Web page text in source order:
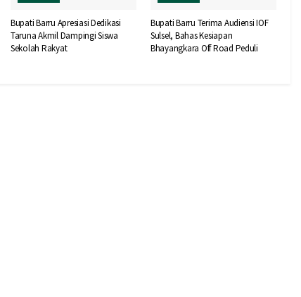
Bupati Barru Apresiasi Dedikasi
Taruna Akmil Dampingi Siswa
Sekolah Rakyat
Bupati Barru Terima Audiensi IOF
Sulsel, Bahas Kesiapan
Bhayangkara Off Road Peduli